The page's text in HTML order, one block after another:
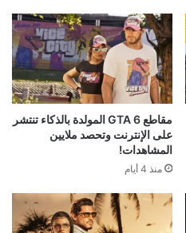
مقاطع GTA 6 المولدة بالذكاء تنتشر
على الإنترنت وتحصد ملايين
المشاهدات!
منذ 4 أيام